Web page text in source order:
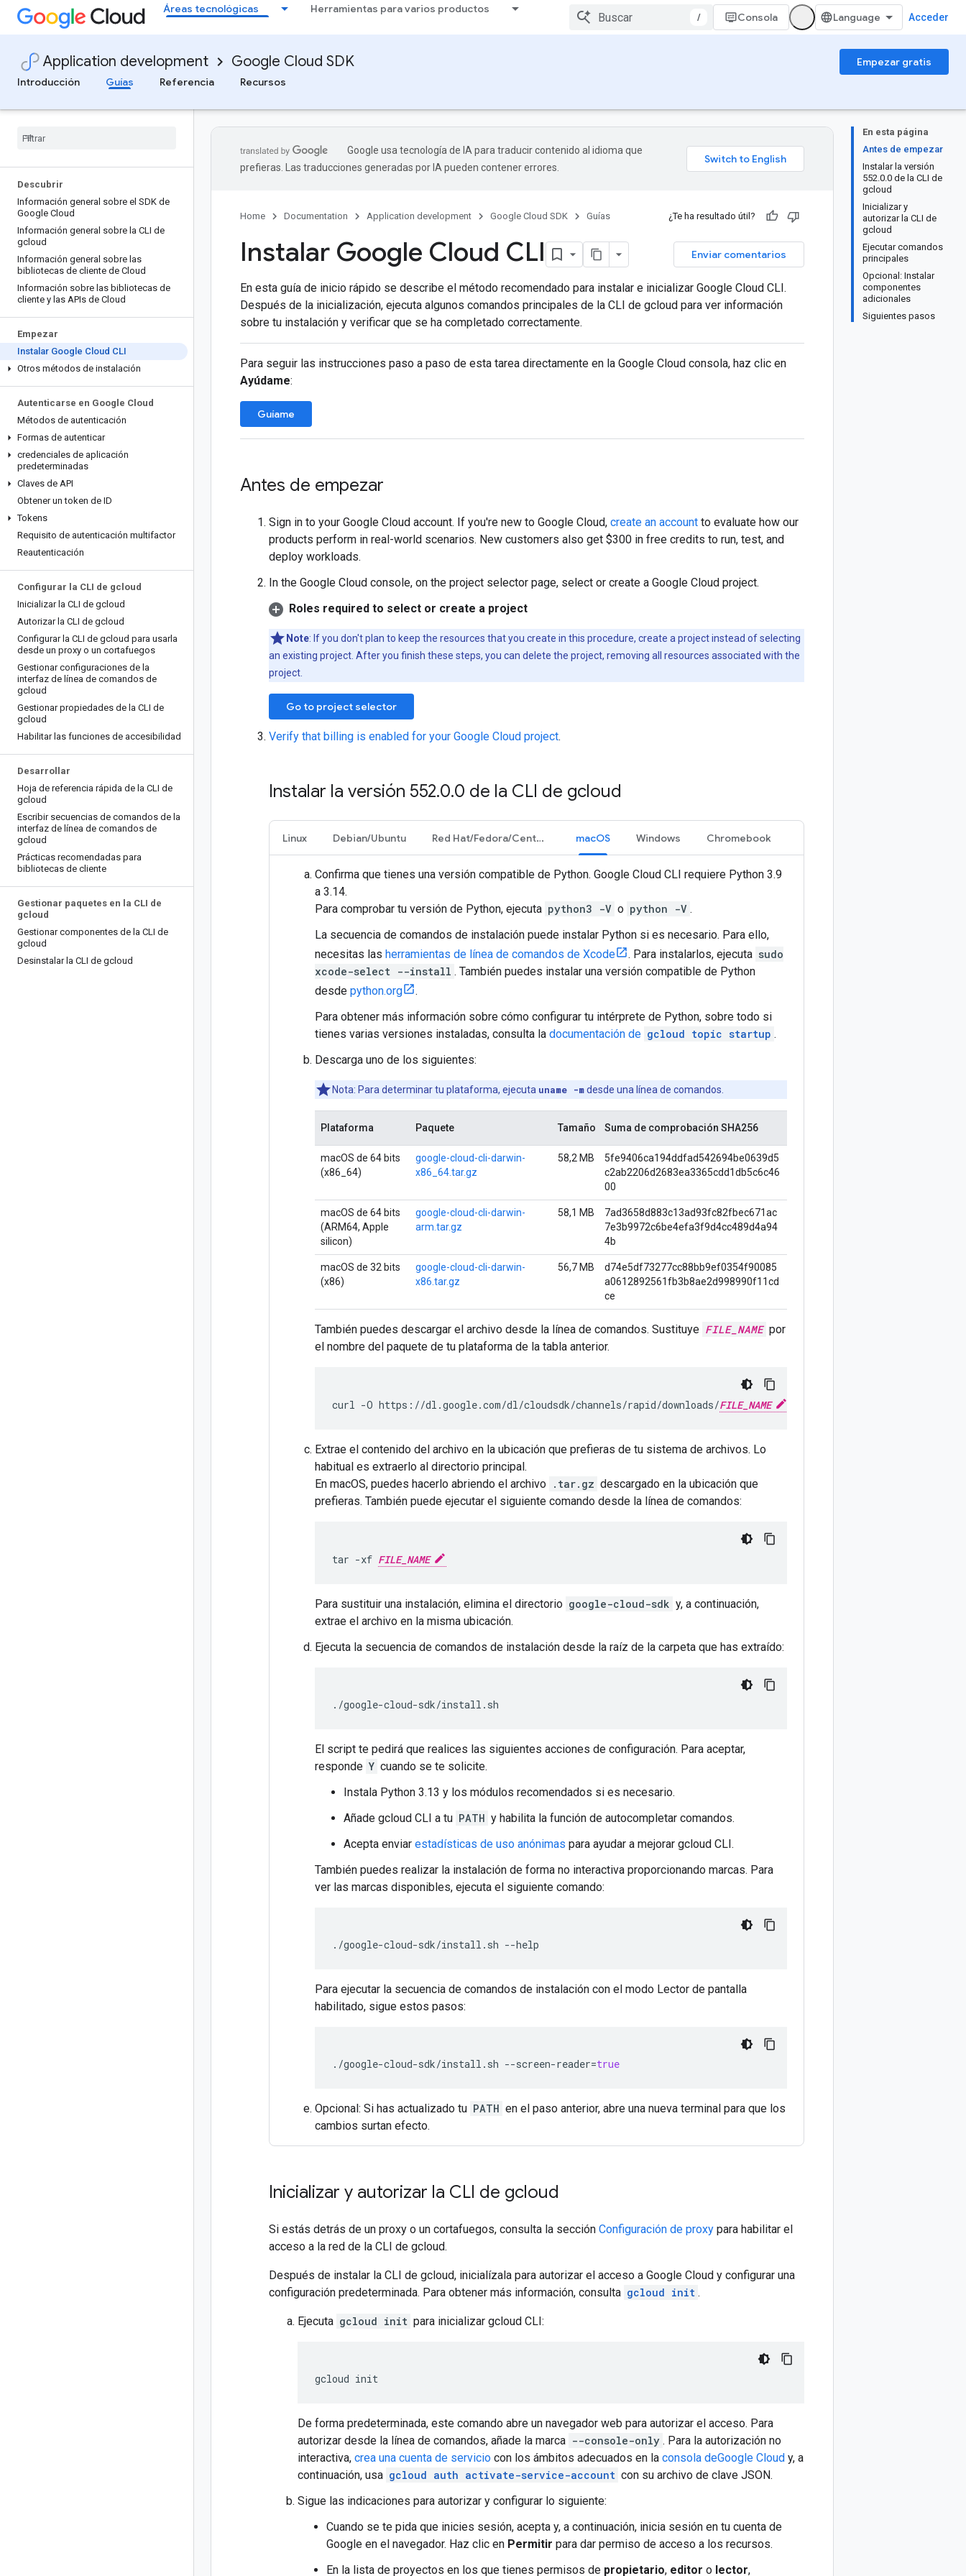
Áreas tecnológicas Herramientas para varios productos
/ Consola Acceder
Application development Google Cloud SDK
Empezar gratis
Introducción
Guías Referencia Recursos
Descubrir
Información general sobre el SDK de
Google Cloud
Información general sobre la CLI de
gcloud
Información general sobre las
bibliotecas de cliente de Cloud
Información sobre las bibliotecas de
cliente y las APIs de Cloud
Empezar
Instalar Google Cloud CLI
Otros métodos de instalación
Autenticarse en Google Cloud
Métodos de autenticación
Formas de autenticar
credenciales de aplicación
predeterminadas
Claves de API
Obtener un token de ID
Tokens
Requisito de autenticación multifactor
Reautenticación
Configurar la CLI de gcloud
Inicializar la CLI de gcloud
Autorizar la CLI de gcloud
Configurar la CLI de gcloud para usarla
desde un proxy o un cortafuegos
Gestionar configuraciones de la
interfaz de línea de comandos de
gcloud
Gestionar propiedades de la CLI de
gcloud
Habilitar las funciones de accesibilidad
Desarrollar
Hoja de referencia rápida de la CLI de
gcloud
Escribir secuencias de comandos de la
interfaz de línea de comandos de
gcloud
Prácticas recomendadas para
bibliotecas de cliente
Gestionar paquetes en la CLI de
gcloud
Gestionar componentes de la CLI de
gcloud
Desinstalar la CLI de gcloud
En esta página
Antes de empezar
Instalar la versión
552.0.0 de la CLI de
gcloud
Inicializar y
autorizar la CLI de
gcloud
Ejecutar comandos
principales
Opcional: Instalar
componentes
adicionales
Siguientes pasos
Google usa tecnología de IA para traducir contenido al idioma que
prefieras. Las traducciones generadas por IA pueden contener errores.
Home Documentation Application development Google Cloud SDK Guías ¿Te ha resultado útil?
Enviar comentarios
Instalar Google Cloud CLI
En esta guía de inicio rápido se describe el método recomendado para instalar e inicializar Google Cloud CLI.
Después de la inicialización, ejecuta algunos comandos principales de la CLI de gcloud para ver información
sobre tu instalación y verificar que se ha completado correctamente.
Para seguir las instrucciones paso a paso de esta tarea directamente en la Google Cloud consola, haz clic en
Ayúdame:
Guíame
Antes de empezar
Sign in to your Google Cloud account. If you're new to Google Cloud, create an account to evaluate how our
products perform in real-world scenarios. New customers also get $300 in free credits to run, test, and
deploy workloads.
In the Google Cloud console, on the project selector page, select or create a Google Cloud project.
Roles required to select or create a project
Note: If you don't plan to keep the resources that you create in this procedure, create a project instead of selecting
an existing project. After you finish these steps, you can delete the project, removing all resources associated with the
project.
Go to project selector
Verify that billing is enabled for your Google Cloud project.
Instalar la versión 552.0.0 de la CLI de gcloud
Linux Debian/Ubuntu Red Hat/Fedora/CentOS macOS Windows Chromebook
Confirma que tienes una versión compatible de Python. Google Cloud CLI requiere Python 3.9
a 3.14.
Para comprobar tu versión de Python, ejecuta python3 -V o python -V .
La secuencia de comandos de instalación puede instalar Python si es necesario. Para ello,
necesitas las herramientas de línea de comandos de Xcode . Para instalarlos, ejecuta sudo
xcode-select --install . También puedes instalar una versión compatible de Python
desde python.org
.
Para obtener más información sobre cómo configurar tu intérprete de Python, sobre todo si
tienes varias versiones instaladas, consulta la documentación de gcloud topic startup .
Descarga uno de los siguientes:
Nota: Para determinar tu plataforma, ejecuta uname -mdesde una línea de comandos.
Plataforma Paquete Tamaño Suma de comprobación SHA256
macOS de 64 bits
(x86_64)
google-cloud-cli-darwin-
x86_64.tar.gz
58,2 MB
5fe9406ca194ddfad542694be0639d5
c2ab2206d2683ea3365cdd1db5c6c46
00
macOS de 64 bits
(ARM64, Apple
silicon)
google-cloud-cli-darwin-
arm.tar.gz
58,1 MB
7ad3658d883c13ad93fc82fbec671ac
7e3b9972c6be4efa3f9d4cc489d4a94
4b
macOS de 32 bits
(x86)
google-cloud-cli-darwin-
x86.tar.gz
56,7 MB
d74e5df73277cc88bb9ef0354f90085
a0612892561fb3b8ae2d998990f11cd
ce
También puedes descargar el archivo desde la línea de comandos. Sustituye FILE_NAME por
el nombre del paquete de tu plataforma de la tabla anterior.
curl -O https://dl.google.com/dl/cloudsdk/channels/rapid/downloads/FILE_NAME
Extrae el contenido del archivo en la ubicación que prefieras de tu sistema de archivos. Lo
habitual es extraerlo al directorio principal.
En macOS, puedes hacerlo abriendo el archivo .tar.gz descargado en la ubicación que
prefieras. También puede ejecutar el siguiente comando desde la línea de comandos:
tar -xf FILE_NAME
Para sustituir una instalación, elimina el directorio google-cloud-sdk y, a continuación,
extrae el archivo en la misma ubicación.
Ejecuta la secuencia de comandos de instalación desde la raíz de la carpeta que has extraído:
./google-cloud-sdk/install.sh
El script te pedirá que realices las siguientes acciones de configuración. Para aceptar,
responde Y cuando se te solicite.
Instala Python 3.13 y los módulos recomendados si es necesario.
Añade gcloud CLI a tu PATH y habilita la función de autocompletar comandos.
Acepta enviar estadísticas de uso anónimas para ayudar a mejorar gcloud CLI.
También puedes realizar la instalación de forma no interactiva proporcionando marcas. Para
ver las marcas disponibles, ejecuta el siguiente comando:
./google-cloud-sdk/install.sh --help
Para ejecutar la secuencia de comandos de instalación con el modo Lector de pantalla
habilitado, sigue estos pasos:
./google-cloud-sdk/install.sh --screen-reader=true
Opcional: Si has actualizado tu PATH en el paso anterior, abre una nueva terminal para que los
cambios surtan efecto.
Inicializar y autorizar la CLI de gcloud
Si estás detrás de un proxy o un cortafuegos, consulta la sección Configuración de proxy para habilitar el
acceso a la red de la CLI de gcloud.
Después de instalar la CLI de gcloud, inicialízala para autorizar el acceso a Google Cloud y configurar una
configuración predeterminada. Para obtener más información, consulta gcloud init .
Ejecuta gcloud init para inicializar gcloud CLI:
gcloud
De forma predeterminada, este comando abre un navegador web para autorizar el acceso. Para
autorizar desde la línea de comandos, añade la marca --console-only . Para la autorización no
interactiva, crea una cuenta de servicio con los ámbitos adecuados en la consola deGoogle Cloud y, a
continuación, usa gcloud auth activate-service-account con su archivo de clave JSON.
Sigue las indicaciones para autorizar y configurar lo siguiente:
Cuando se te pida que inicies sesión, acepta y, a continuación, inicia sesión en tu cuenta de
Google en el navegador. Haz clic en Permitir para dar permiso de acceso a los recursos.
En la lista de proyectos en los que tienes permisos de propietario, editor o lector,